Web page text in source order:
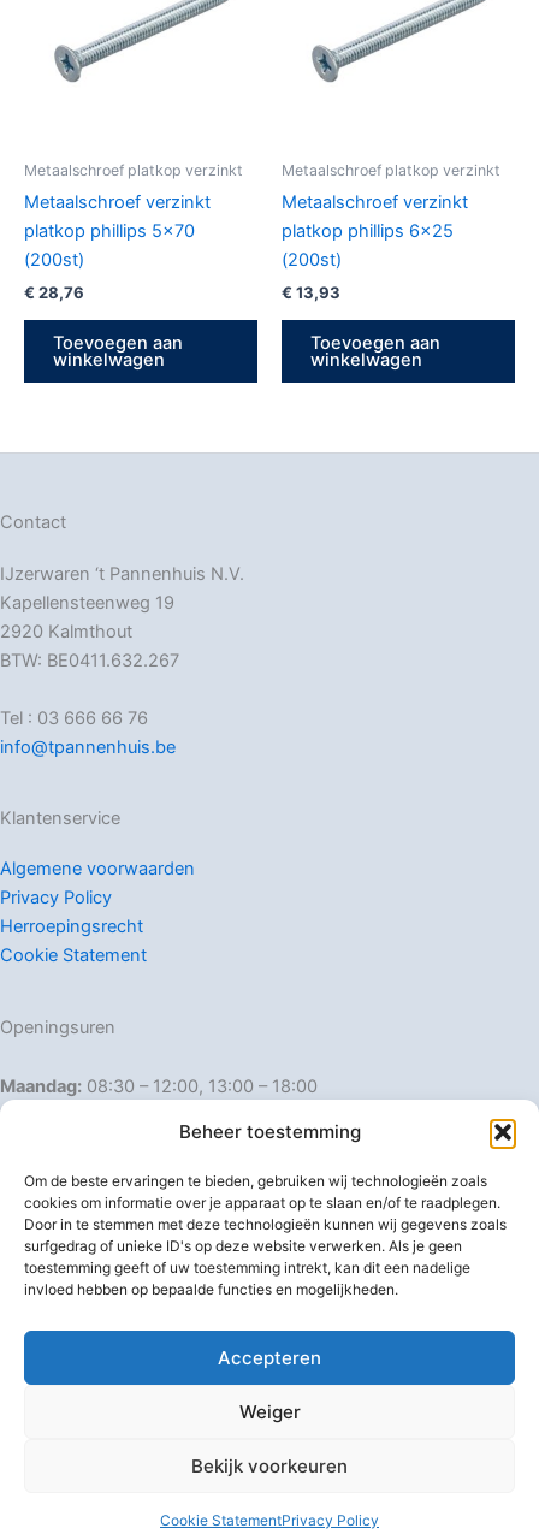
Beheer toestemming
Om de beste ervaringen te bieden, gebruiken wij technologieën zoals
cookies om informatie over je apparaat op te slaan en/of te raadplegen.
Door in te stemmen met deze technologieën kunnen wij gegevens zoals
surfgedrag of unieke ID's op deze website verwerken. Als je geen
toestemming geeft of uw toestemming intrekt, kan dit een nadelige
invloed hebben op bepaalde functies en mogelijkheden.
Accepteren
Weiger
Bekijk voorkeuren
Cookie StatementPrivacy Policy
Metaalschroef platkop verzinkt
Metaalschroef verzinkt
platkop phillips 5×70
(200st)
€ 28,76
Toevoegen aan
winkelwagen
Metaalschroef platkop verzinkt
Metaalschroef verzinkt
platkop phillips 6×25
(200st)
€ 13,93
Toevoegen aan
winkelwagen
Contact
IJzerwaren ‘t Pannenhuis N.V.
Kapellensteenweg 19
2920 Kalmthout
BTW: BE0411.632.267
Tel : 03 666 66 76
info@tpannenhuis.be
Klantenservice
Algemene voorwaarden
Privacy Policy
Herroepingsrecht
Cookie Statement
Openingsuren
Maandag: 08:30 – 12:00, 13:00 – 18:00
Dinsdag:
08:30 – 12:00, 13:00 – 18:00
Donderdag: 08:30 – 12:00, 13:00 – 18:00
Vrijdag: 08:30 – 12:00, 13:00 – 18:00
Zaterdag: 08:30 – 16:00
Zondag: Gesloten